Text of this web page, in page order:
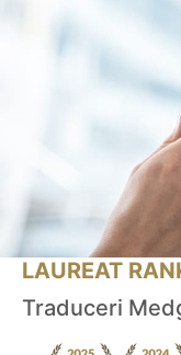
LAUREAT
Traduceri